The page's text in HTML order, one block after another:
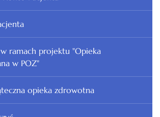
ramach projektu "Opieka
w POZ"
opieka zdrowotna